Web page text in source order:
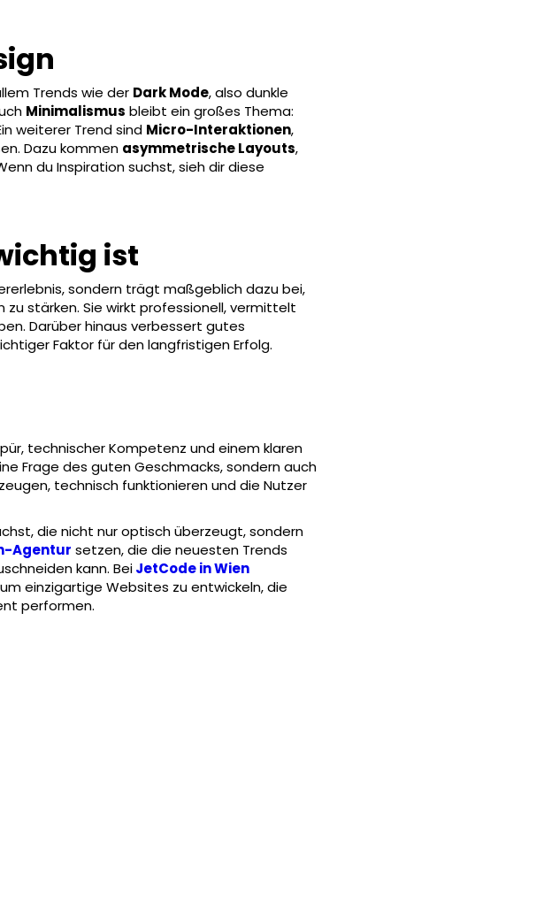
Trends wie der Dark Mode, also dunkle
Minimalismus bleibt ein großes Thema:
weiterer Trend sind Micro-Interaktionen,
Dazu kommen asymmetrische Layouts,
du Inspiration suchst, sieh dir diese
ist
sondern trägt maßgeblich dazu bei,
stärken. Sie wirkt professionell, vermittelt
Darüber hinaus verbessert gutes
Faktor für den langfristigen Erfolg.
technischer Kompetenz und einem klaren
Frage des guten Geschmacks, sondern auch
technisch funktionieren und die Nutzer
die nicht nur optisch überzeugt, sondern
Agentur setzen, die die neuesten Trends
kann. BeiJetCode in Wien
einzigartige Websites zu entwickeln, die
performen.